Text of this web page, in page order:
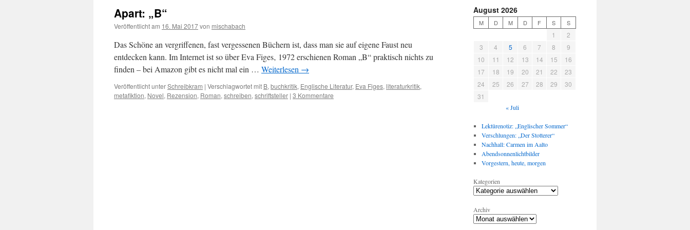
Apart: „B“
Veröffentlicht am 16. Mai 2017von mischabach
Das Schöne an vergriffenen, fast vergessenen Büchern ist, dass man sie auf eigene Faust neu
entdecken kann. Im Internet ist so über Eva Figes‚ 1972 erschienen Roman „B“ praktisch nichts zu
finden – bei Amazon gibt es nicht mal ein … Weiterlesen →
Veröffentlicht unterSchreibkram | Verschlagwortet mit B, buchkritik, Englische Literatur, Eva Figes, literaturkritik,
metafiktion, Novel, Rezension, Roman, schreiben, schriftsteller | 3 Kommentare
August 2026
M D M D F S S
1
2
3
4 5 6 7 8
9
10
11 12 13 14 15
16
17
18 19 20 21 22
23
24
25 26 27 28 29
30
31
« Juli
Lektürenotiz: „Englischer Sommer“
Verschlungen: „Der Stotterer“
Nachhall: Carmen im Aalto
Abendsonnenlichtbilder
Vorgestern, heute, morgen
Kategorien
Archiv